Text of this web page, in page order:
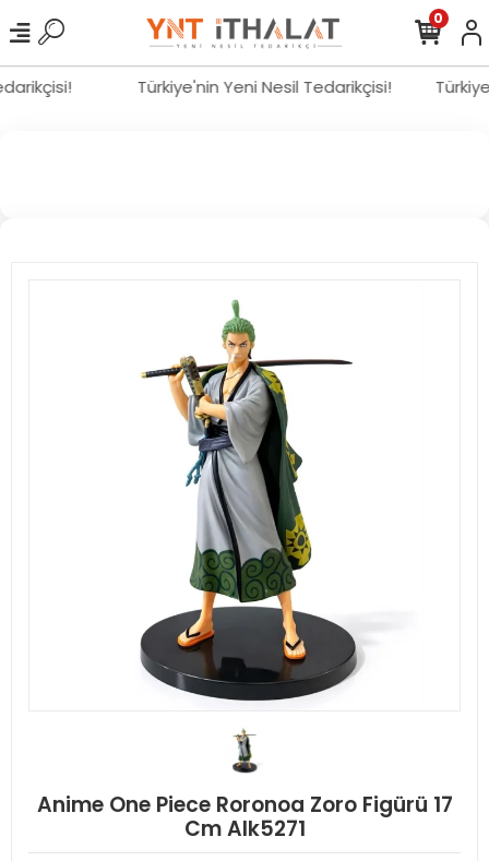
Türkiye'nin Yeni Nesil Tedarikçisi!
0
Anime One Piece Roronoa Zoro Figürü 17
Cm Alk5271